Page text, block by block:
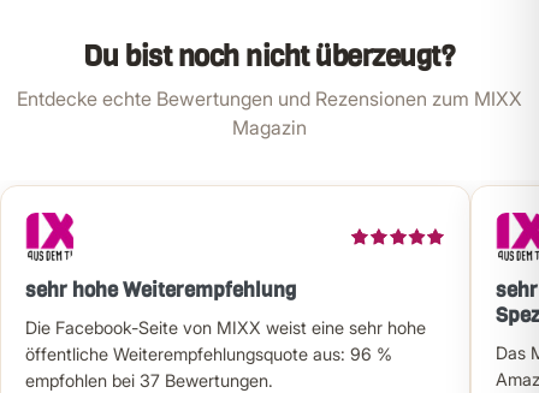
Du bist noch nicht überzeugt?
Entdecke echte Bewertungen und Rezensionen zum MIXX
Magazin
sehr hohe Weiterempfehlung
Die Facebook-Seite von MIXX weist eine sehr hohe
öffentliche Weiterempfehlungsquote aus: 96 %
empfohlen bei 37 Bewertungen.
Das